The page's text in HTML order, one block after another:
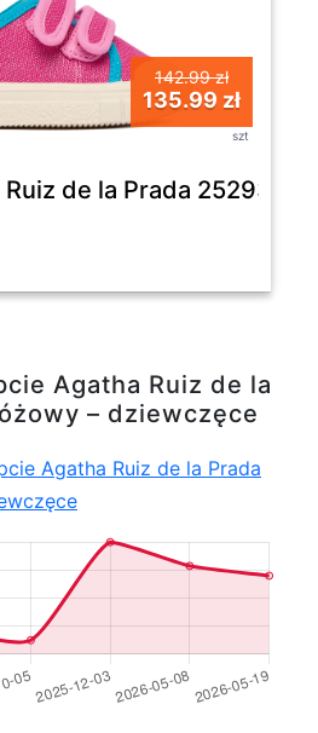
142.99 zł
135.99 zł
szt
Ruiz de la Prada 252933
Agatha Ruiz de la
– dziewczęce
Agatha Ruiz de la Prada